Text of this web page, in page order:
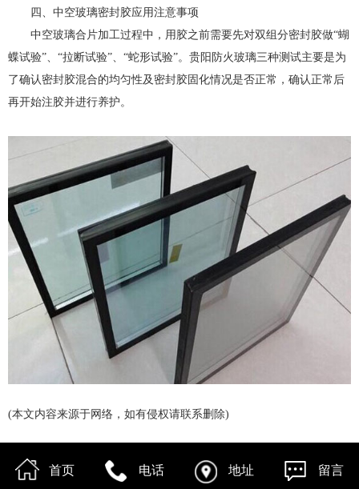
四、中空玻璃密封胶应用注意事项
中空玻璃合片加工过程中，用胶之前需要先对双组分密封胶做“蝴
蝶试验”、“拉断试验”、“蛇形试验”。贵阳防火玻璃三种测试主要是为
了确认密封胶混合的均匀性及密封胶固化情况是否正常，确认正常后
再开始注胶并进行养护。
(本文内容来源于网络，如有侵权请联系删除)
首页 电话 地址 留言